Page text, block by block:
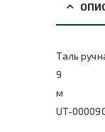
Таль
9
м
UT-